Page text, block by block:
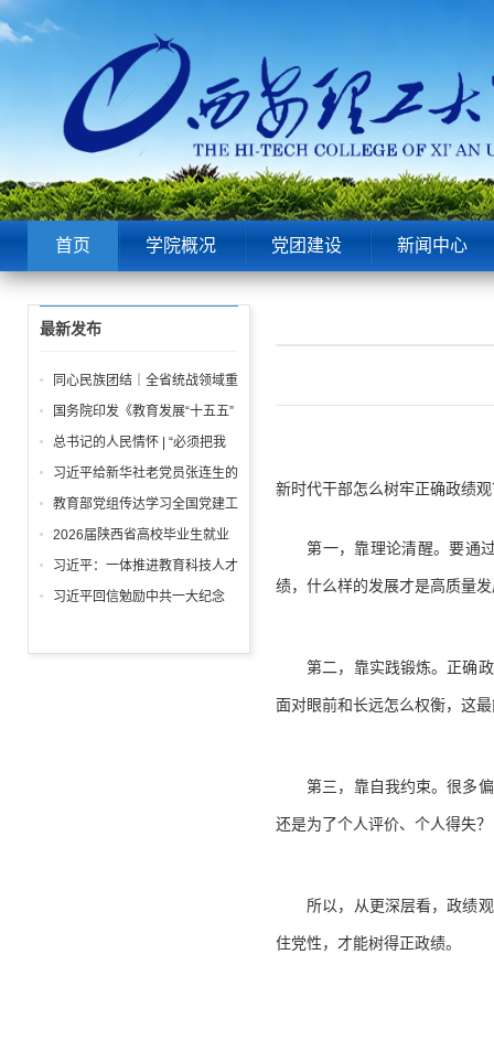
首页 学院概况 党团建设 新闻中心
新时代干部怎么树牢正确政绩
第一，靠理论清醒。要通过
绩，什么样的发展才是高质量
第二，靠实践锻炼。正确政
面对眼前和长远怎么权衡，这
第三，靠自我约束。很多偏
还是为了个人评价、个人得失？
所以，从更深层看，政绩观
住党性，才能树得正政绩。
最新发布
同心民族团结｜全省统战领域重
点工作推进会召开
国务院印发《教育发展“十五五”
规划》
总书记的人民情怀 | “必须把我
们党建设好、建设强”
习近平给新华社老党员张连生的
回信
教育部党组传达学习全国党建工
作座谈会精神，研究部署学习宣
传贯彻习近平党建思想工作
2026届陕西省高校毕业生就业
工作“百日冲刺”推进会召开
习近平：一体推进教育科技人才
发展
习近平回信勉励中共一大纪念
巾讲解员：传承红色基因增长知